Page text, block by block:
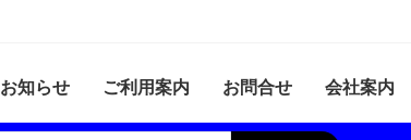
お知らせ ご利用案内 お問合せ 会社案内